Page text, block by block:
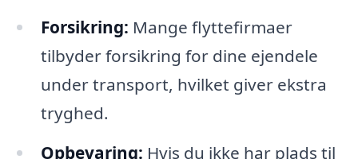
Forsikring: Mange flyttefirmaer
tilbyder forsikring for dine ejendele
under transport, hvilket giver ekstra
tryghed.
Opbevaring: Hvis du ikke har plads til